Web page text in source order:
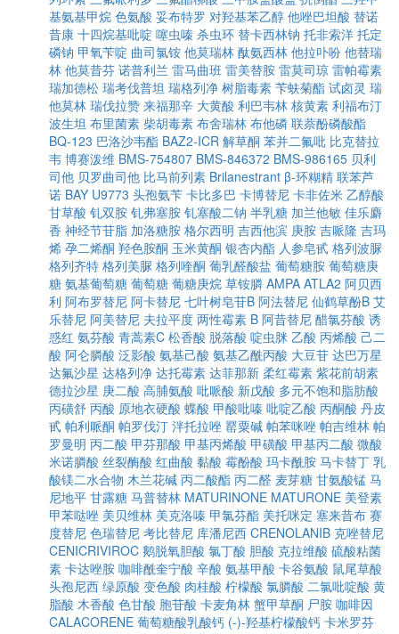
基氨基甲烷 色氨酸 妥布特罗 对羟基苯乙醇 他唑巴坦酸 替诺
昔康 十四烷基吡啶 噻虫嗪 杀虫环 替卡西林钠 托非索洋 托定
磷钠 甲氧苄啶 曲司氯铵 他莫瑞林 酞氨西林 他拉卟吩 他替瑞
林 他莫昔芬 诺普利兰 雷马曲班 雷美替胺 雷莫司琼 雷帕霉素
瑞加德松 瑞考伐普坦 瑞格列净 树脂毒素 苄蚨菊酯 试卤灵 瑞
他莫林 瑞伐拉赞 来福那辛 大黄酸 利巴韦林 核黄素 利福布汀
波生坦 布里菌素 柴胡毒素 布舍瑞林 布他磷 联萘酚磷酸酯
BQ-123 巴洛沙韦酯 BAZ2-ICR 解草酮 苯并二氟吡 比克替拉
韦 博赛泼维 BMS-754807 BMS-846372 BMS-986165 贝利
司他 贝罗曲司他 比马前列素 Brilanestrant β-环糊精 联苯芦
诺 BAY U9773 头孢氨苄 卡比多巴 卡博替尼 卡非佐米 乙醇酸
甘草酸 钆双胺 钆弗塞胺 钆塞酸二钠 半乳糖 加兰他敏 佳乐麝
香 神经节苷脂 加洛糖胺 格尔西明 吉西他滨 庚胺 吉哌隆 吉玛
烯 孕二烯酮 羟色胺酮 玉米黄酮 银杏内酯 人参皂甙 格列波脲
格列齐特 格列美脲 格列喹酮 葡乳醛酸盐 葡萄糖胺 葡萄糖庚
糖 氨基葡萄糖 葡萄糖 葡糖庚烷 草铵膦 AMPA ATLA2 阿贝西
利 阿布罗替尼 阿卡替尼 七叶树皂苷B 阿法替尼 仙鹤草酚B 艾
乐替尼 阿美替尼 夫拉平度 两性霉素 B 阿昔替尼 醋氯芬酸 诱
惑红 氨芬酸 青蒿素C 松香酸 脱落酸 啶虫脒 乙酸 丙烯酸 己二
酸 阿仑膦酸 泛影酸 氨基己酸 氨基乙酰丙酸 大豆苷 达巴万星
达氟沙星 达格列净 达托霉素 达菲那新 柔红霉素 紫花前胡素
德拉沙星 庚二酸 高脯氨酸 吡哌酸 新戊酸 多元不饱和脂肪酸
丙磺舒 丙酸 原地衣硬酸 蝶酸 甲酸吡嗪 吡啶乙酸 丙酮酸 丹皮
甙 帕利哌酮 帕罗伐汀 泮托拉唑 罂粟碱 帕苯咪唑 帕吉维林 帕
罗曼明 丙二酸 甲芬那酸 甲基丙烯酸 甲磺酸 甲基丙二酸 微酸
米诺膦酸 丝裂酶酸 红曲酸 黏酸 霉酚酸 玛卡酰胺 马卡替丁 乳
酸镁二水合物 木兰花碱 丙二酸酯 丙二醛 麦芽糖 甘氨酸锰 马
尼地平 甘露糖 马普替林 MATURINONE MATURONE 美登素
甲苯哒唑 美贝维林 美克洛嗪 甲氯芬酯 美托咪定 塞来昔布 赛
度替尼 色瑞替尼 考比替尼 库潘尼西 CRENOLANIB 克唑替尼
CENICRIVIROC 鹅脱氧胆酸 氯丁酸 胆酸 克拉维酸 硫酸粘菌
素 卡达唑胺 咖啡酰奎宁酸 辛酸 氨基甲酸 卡谷氨酸 鼠尾草酸
头孢尼西 绿原酸 变色酸 肉桂酸 柠檬酸 氯膦酸 二氯吡啶酸 黄
脂酸 木香酸 色甘酸 胞苷酸 卡麦角林 蟹甲草酮 尸胺 咖啡因
CALACORENE 葡萄糖酸乳酸钙 (-)-羟基柠檬酸钙 卡米罗芬